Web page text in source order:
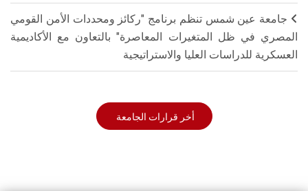
جامعة عين شمس تنظم برنامج "ركائز ومحددات الأمن القومي
المصري في ظل المتغيرات المعاصرة" بالتعاون مع الأكاديمية
العسكرية للدراسات العليا والاستراتيجية
أخر قرارات الجامعة